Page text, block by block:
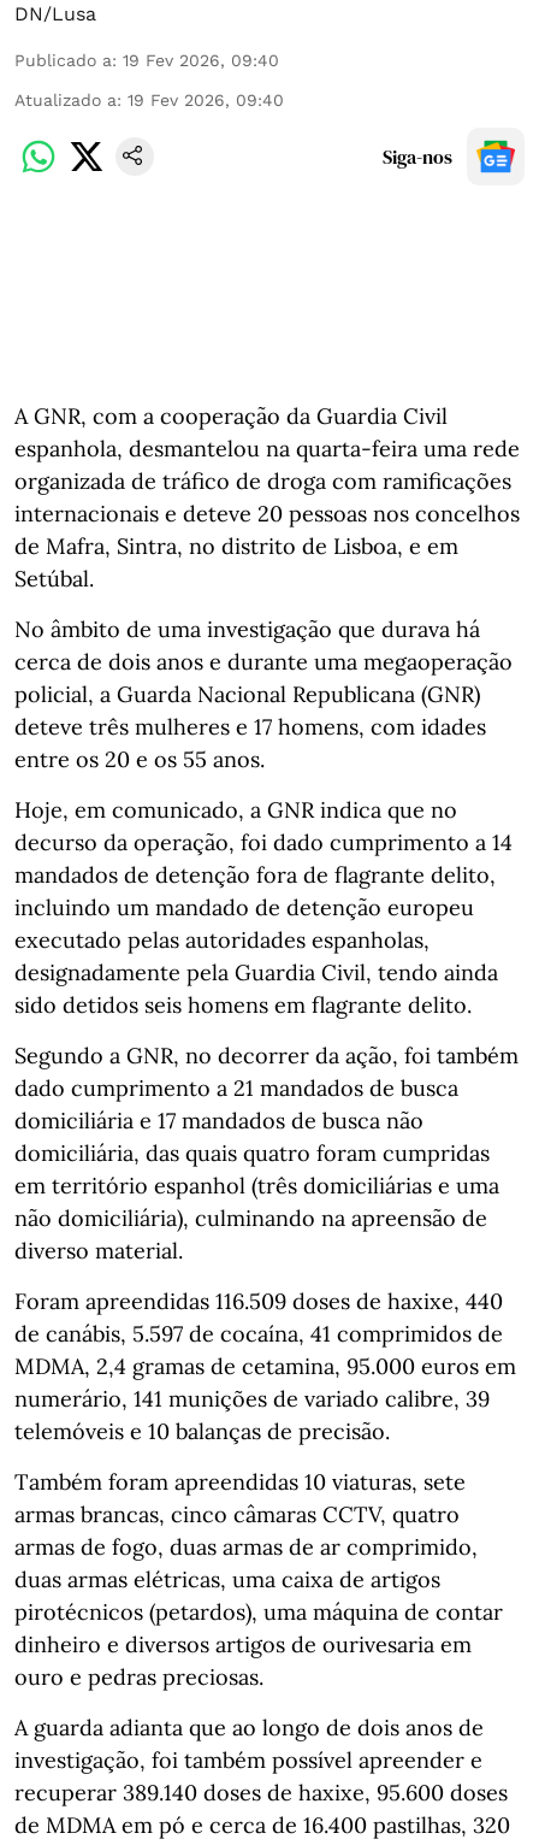
DN/Lusa
Publicado a: 19 Fev 2026, 09:40
Atualizado a: 19 Fev 2026, 09:40
Siga-nos
A GNR, com a cooperação da Guardia Civil
espanhola, desmantelou na quarta-feira uma rede
organizada de tráfico de droga com ramificações
internacionais e deteve 20 pessoas nos concelhos
de Mafra, Sintra, no distrito de Lisboa, e em
Setúbal.
No âmbito de uma investigação que durava há
cerca de dois anos e durante uma megaoperação
policial, a Guarda Nacional Republicana (GNR)
deteve três mulheres e 17 homens, com idades
entre os 20 e os 55 anos.
Hoje, em comunicado, a GNR indica que no
decurso da operação, foi dado cumprimento a 14
mandados de detenção fora de flagrante delito,
incluindo um mandado de detenção europeu
executado pelas autoridades espanholas,
designadamente pela Guardia Civil, tendo ainda
sido detidos seis homens em flagrante delito.
Segundo a GNR, no decorrer da ação, foi também
dado cumprimento a 21 mandados de busca
domiciliária e 17 mandados de busca não
domiciliária, das quais quatro foram cumpridas
em território espanhol (três domiciliárias e uma
não domiciliária), culminando na apreensão de
diverso material.
Foram apreendidas 116.509 doses de haxixe, 440
de canábis, 5.597 de cocaína, 41 comprimidos de
MDMA, 2,4 gramas de cetamina, 95.000 euros em
numerário, 141 munições de variado calibre, 39
telemóveis e 10 balanças de precisão.
Também foram apreendidas 10 viaturas, sete
armas brancas, cinco câmaras CCTV, quatro
armas de fogo, duas armas de ar comprimido,
duas armas elétricas, uma caixa de artigos
pirotécnicos (petardos), uma máquina de contar
dinheiro e diversos artigos de ourivesaria em
ouro e pedras preciosas.
A guarda adianta que ao longo de dois anos de
investigação, foi também possível apreender e
recuperar 389.140 doses de haxixe, 95.600 doses
de MDMA em pó e cerca de 16.400 pastilhas, 320